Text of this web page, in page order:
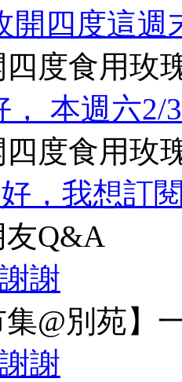
開四度這週
度食用玫
， 本週六2/
度食用玫
，我想訂
友Q&A
謝
集@別苑】
謝